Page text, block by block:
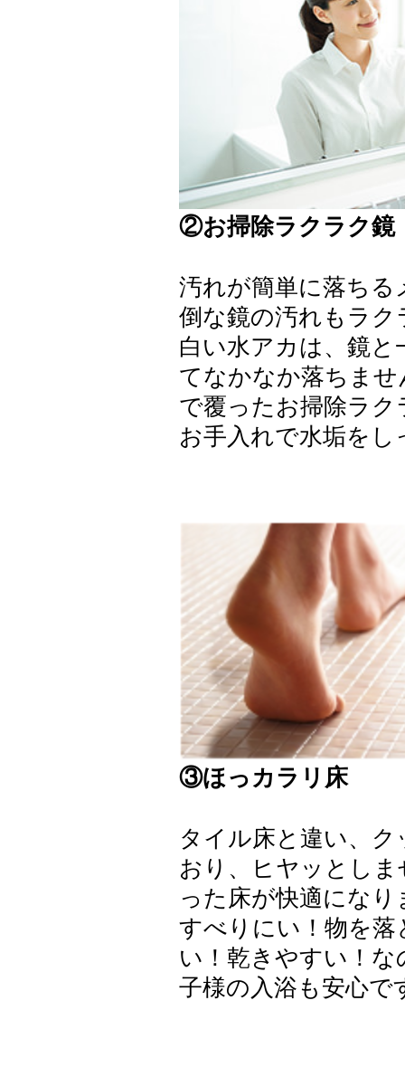
②お掃除ラクラク鏡
汚れが簡単に落ち
倒な鏡の汚れもラ
白い水アカは、鏡
てなかなか落ちま
で覆ったお掃除ラ
お手入れで水垢を
③ほっカラリ床
タイル床と違い、
おり、ヒヤッとし
った床が快適にな
すべりにい！物を
い！乾きやすい！
子様の入浴も安心で